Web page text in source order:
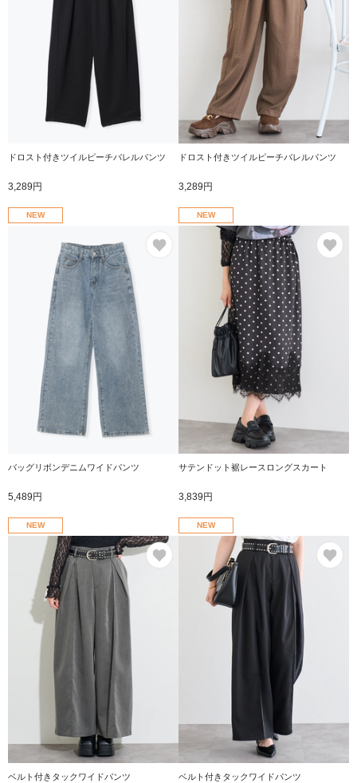
ドロスト付きツイルピーチバレルパンツ
3,289円
ドロスト付きツイルピーチバレルパンツ
3,289円
NEW
バッグリボンデニムワイドパンツ
5,489円
NEW
サテンドット裾レースロングスカート
3,839円
NEW
お気に入り
ベルト付きタックワイドパンツ
NEW
ベルト付きタックワイドパンツ